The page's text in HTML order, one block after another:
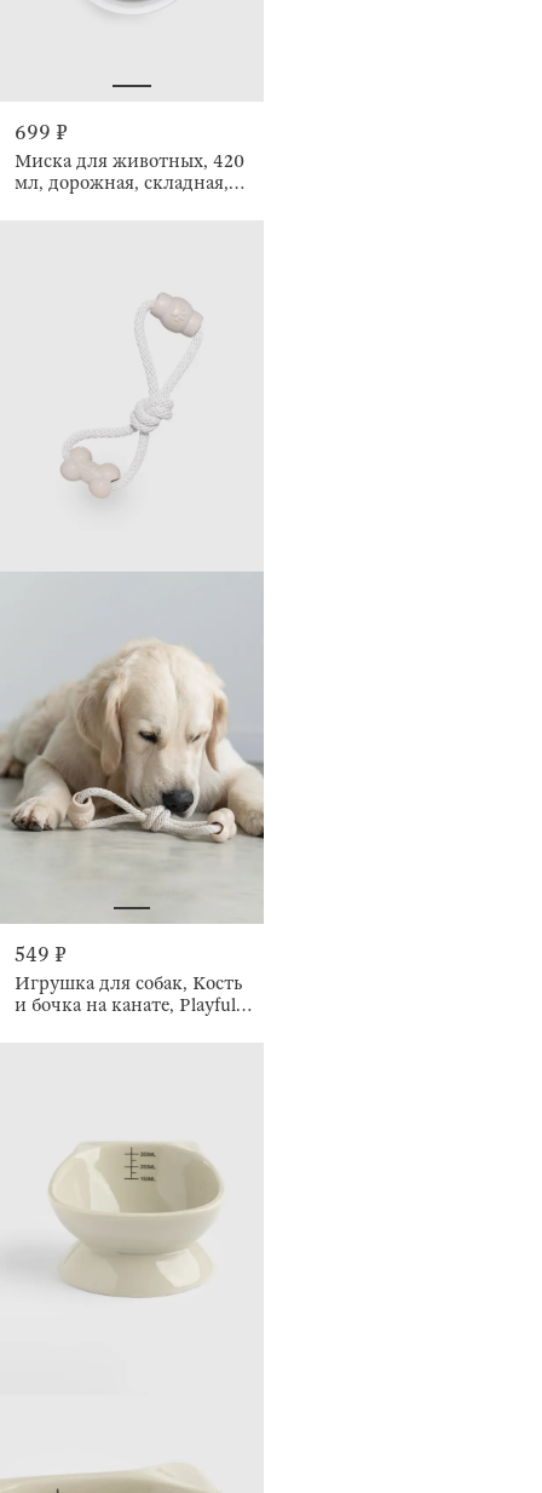
699 ₽
Миска для животных, 420
мл, дорожная, складная,
549 ₽
Игрушка для собак, Кость
и бочка на канате, Playful